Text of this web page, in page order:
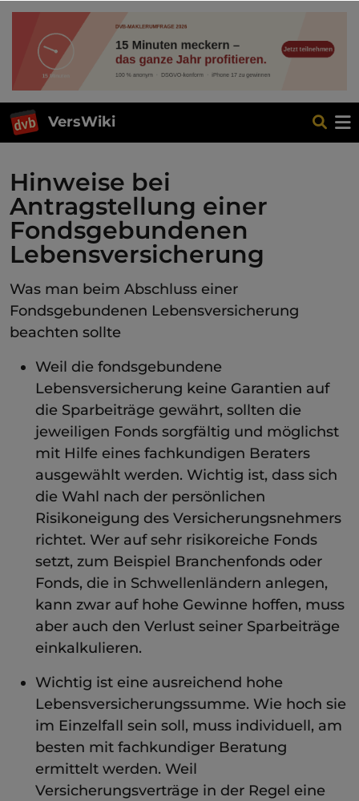
VersWiki
Hinweise bei
Antragstellung einer
Fondsgebundenen
Lebensversicherung
Was man beim Abschluss einer
Fondsgebundenen Lebensversicherung
beachten sollte
Weil die fondsgebundene
Lebensversicherung keine Garantien auf
die Sparbeiträge gewährt, sollten die
jeweiligen Fonds sorgfältig und möglichst
mit Hilfe eines fachkundigen Beraters
ausgewählt werden. Wichtig ist, dass sich
die Wahl nach der persönlichen
Risikoneigung des Versicherungsnehmers
richtet. Wer auf sehr risikoreiche Fonds
setzt, zum Beispiel Branchenfonds oder
Fonds, die in Schwellenländern anlegen,
kann zwar auf hohe Gewinne hoffen, muss
aber auch den Verlust seiner Sparbeiträge
einkalkulieren.
Wichtig ist eine ausreichend hohe
Lebensversicherungssumme. Wie hoch sie
im Einzelfall sein soll, muss individuell, am
besten mit fachkundiger Beratung
ermittelt werden. Weil
Versicherungsverträge in der Regel eine